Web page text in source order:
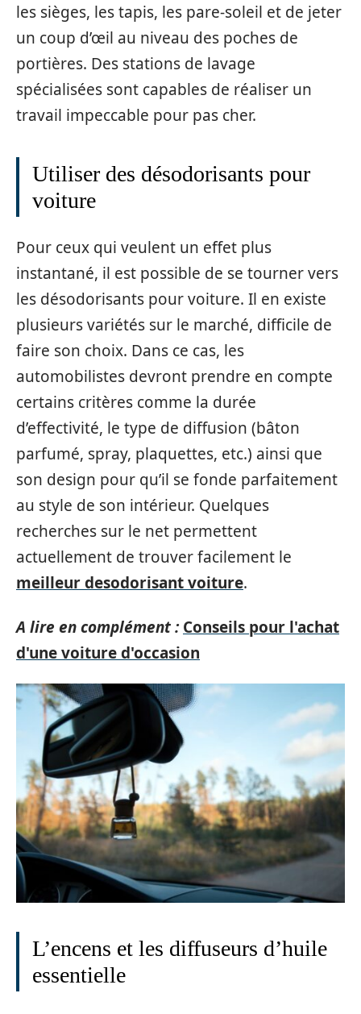
les sièges, les tapis, les pare-soleil et de jeter
un coup d’œil au niveau des poches de
portières. Des stations de lavage
spécialisées sont capables de réaliser un
travail impeccable pour pas cher.
Utiliser des désodorisants pour
voiture
Pour ceux qui veulent un effet plus
instantané, il est possible de se tourner vers
les désodorisants pour voiture. Il en existe
plusieurs variétés sur le marché, difficile de
faire son choix. Dans ce cas, les
automobilistes devront prendre en compte
certains critères comme la durée
d’effectivité, le type de diffusion (bâton
parfumé, spray, plaquettes, etc.) ainsi que
son design pour qu’il se fonde parfaitement
au style de son intérieur. Quelques
recherches sur le net permettent
actuellement de trouver facilement le
meilleur desodorisant voiture.
A lire en complément : Conseils pour l'achat
d'une voiture d'occasion
L’encens et les diffuseurs d’huile
essentielle